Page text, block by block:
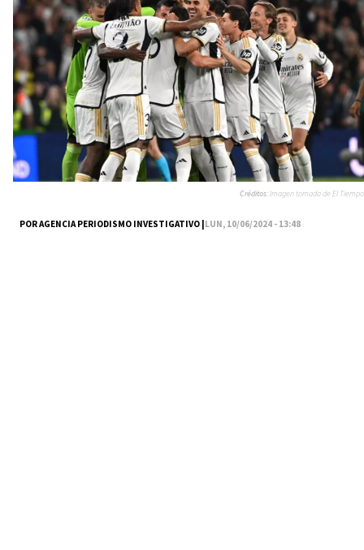
POR AGENCIA PERIODISMO INVESTIGATIVO |LUN, 10/06/2024 - 13:48
Créditos:Imagen tomada de El Tiempo